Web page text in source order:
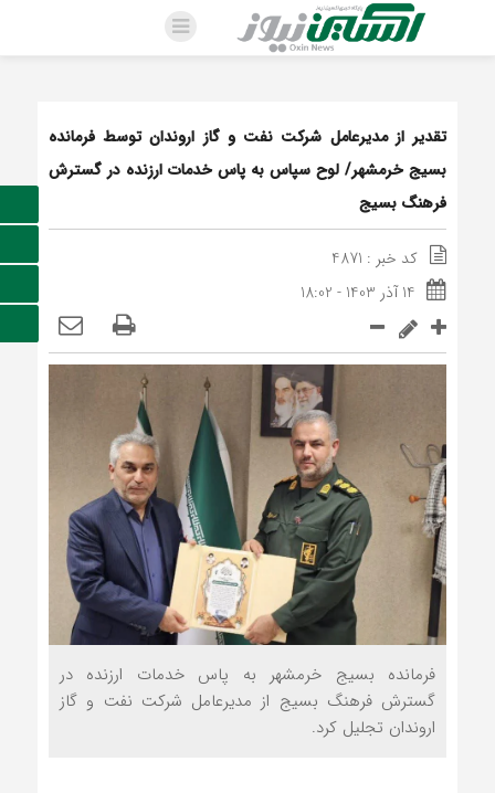
تقدیر از مدیرعامل شرکت نفت و گاز اروندان توسط فرمانده
بسیج خرمشهر/ لوح سپاس به پاس خدمات ارزنده در گسترش
فرهنگ بسیج
کد خبر : 4871
14 آذر 1403 - 18:02
فرمانده بسیج خرمشهر به پاس خدمات ارزنده در
گسترش فرهنگ بسیج از مدیرعامل شرکت نفت و گاز
اروندان تجلیل کرد.